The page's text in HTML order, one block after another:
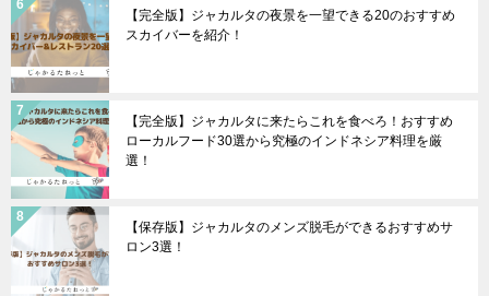
【完全版】ジャカルタの夜景を一望できる20のおすすめ
スカイバーを紹介！
【完全版】ジャカルタに来たらこれを食べろ！おすすめ
ローカルフード30選から究極のインドネシア料理を厳
選！
【保存版】ジャカルタのメンズ脱毛ができるおすすめサ
ロン3選！